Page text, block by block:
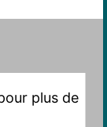
plus de